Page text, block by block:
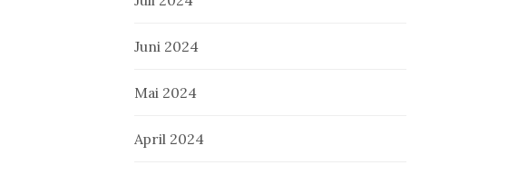
Juni 2024
Mai 2024
April 2024